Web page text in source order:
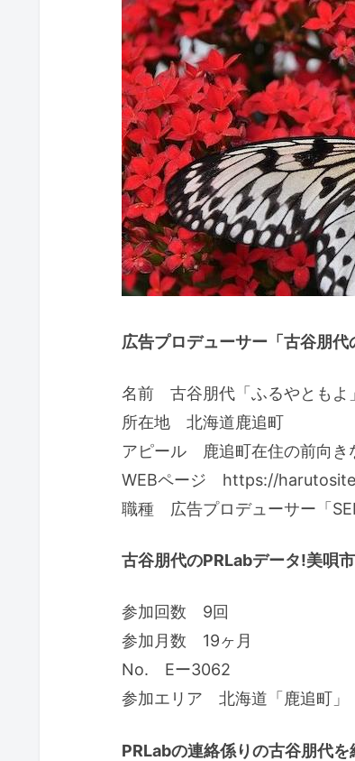
広告プロデューサー「古谷朋
名前 古谷朋代「ふるやともよ」
所在地 北海道鹿追町
アピール 鹿追町在住の前向き
WEBページ https://
職種 広告プロデューサー「
古谷朋代のPRLabデータ!美唄
参加回数 9回
参加月数 19ヶ月
No. Eー3062
参加エリア 北海道「鹿追町」
PRLabの連絡係りの古谷朋代